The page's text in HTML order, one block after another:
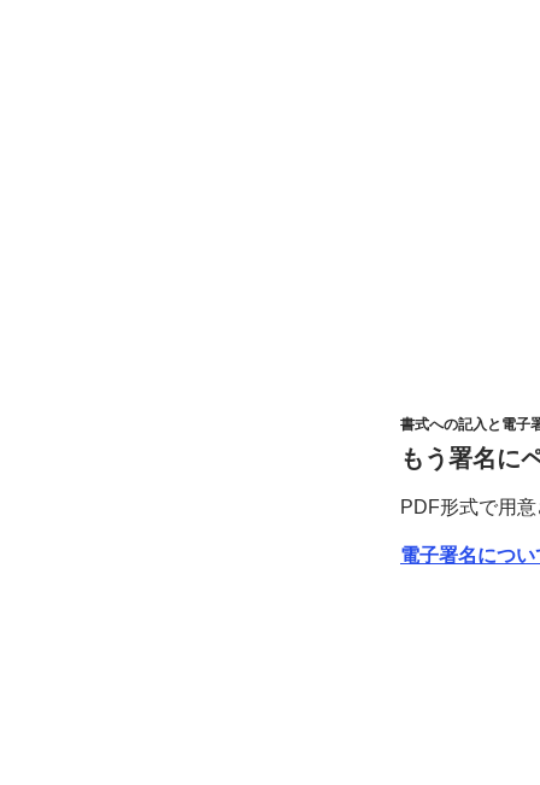
書式への記入と 電子
もう署名に
PDF形式で用
電子署名につい